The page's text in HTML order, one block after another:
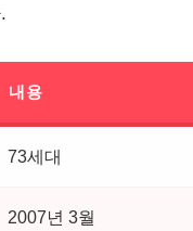
내용
73세대
2007년 3월